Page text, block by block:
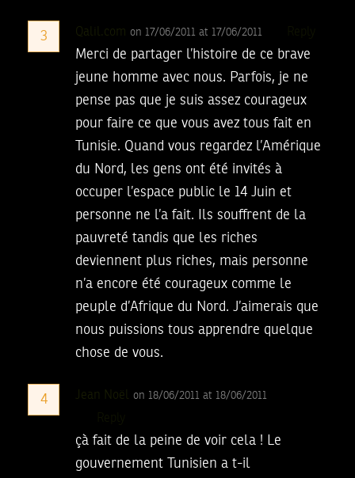
3 Qalil.com on 17/06/2011 at 17/06/2011
Merci de partager l’histoire de ce brave
jeune homme avec nous. Parfois, je ne
pense pas que je suis assez courageux
pour faire ce que vous avez tous fait en
Tunisie. Quand vous regardez l’Amérique
du Nord, les gens ont été invités à
occuper l’espace public le 14 Juin et
personne ne l’a fait. Ils souffrent de la
pauvreté tandis que les riches
deviennent plus riches, mais personne
n’a encore été courageux comme le
peuple d’Afrique du Nord. J’aimerais que
nous puissions tous apprendre quelque
chose de vous.
4 Jean Noël on 18/06/2011 at 18/06/2011
çà fait de la peine de voir cela ! Le
gouvernement Tunisien a t-il